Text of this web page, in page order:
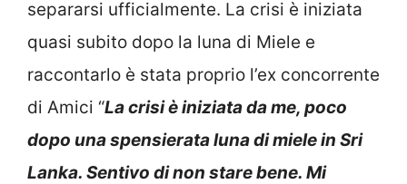
separarsi ufficialmente. La crisi è iniziata
quasi subito dopo la luna di Miele e
raccontarlo è stata proprio l’ex concorrente
di Amici “La crisi è iniziata da me, poco
dopo una spensierata luna di miele in Sri
Lanka. Sentivo di non stare bene. Mi